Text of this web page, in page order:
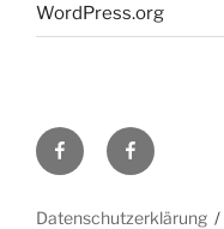
WordPress.org
H48
bei
Facebook-
Gruppe
Datenschutzerklärung